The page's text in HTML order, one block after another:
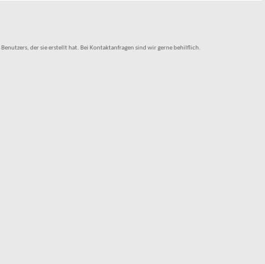
der sie erstellt hat. Bei Kontaktanfragen sind wir gerne behilflich.